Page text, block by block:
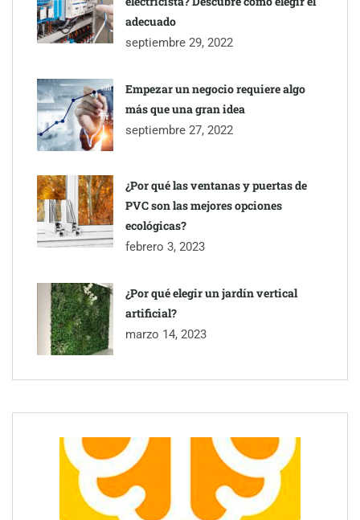
adecuado
septiembre 29, 2022
Empezar un negocio requiere algo
más que una gran idea
septiembre 27, 2022
¿Por qué las ventanas y puertas de
PVC son las mejores opciones
ecológicas?
febrero 3, 2023
¿Por qué elegir un jardín vertical
artificial?
marzo 14, 2023